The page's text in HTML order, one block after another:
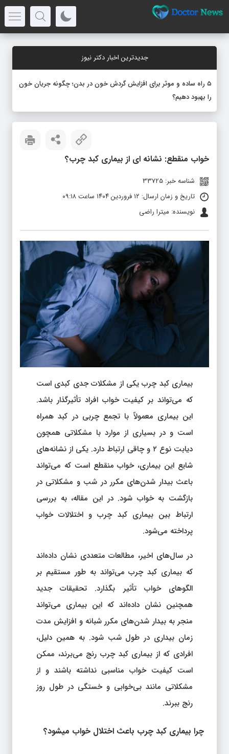
جدیدترین اخبار دکتر نیوز
۵ راه ساده و موثر برای افزایش گردش خون در بدن؛ چگونه جریان خون
را بهبود دهیم؟
خواب منقطع: نشانه‌ ای از بیماری کبد چرب؟
شناسه خبر: 33725
تاریخ و زمان ارسال: ۱۲ فروردین ۱۴۰۴ ساعت ۰۹:۱۸
نویسنده: میترا راضی
بیماری کبد چرب یکی از مشکلات جدی کبدی است
که می‌تواند بر کیفیت خواب افراد تأثیرگذار باشد.
این بیماری معمولاً با تجمع چربی در کبد همراه
است و در بسیاری از موارد با مشکلاتی همچون
دیابت نوع ۲ و چاقی ارتباط دارد. یکی از نشانه‌های
شایع این بیماری، خواب منقطع است که می‌تواند
باعث بیدار شدن‌های مکرر در شب و مشکلاتی در
بازگشت به خواب شود. در این مقاله، به بررسی
ارتباط بین بیماری کبد چرب و اختلالات خواب
پرداخته می‌شود.
در سال‌های اخیر، مطالعات متعددی نشان داده‌اند
که بیماری کبد چرب می‌تواند به طور مستقیم بر
الگوهای خواب تأثیر بگذارد. تحقیقات جدید
همچنین نشان داده‌اند که این بیماری می‌تواند
منجر به بیدار شدن‌های مکرر شبانه و افزایش مدت
زمان بیداری در طول شب شود. به همین دلیل،
افرادی که از بیماری کبد چرب رنج می‌برند، ممکن
است کیفیت خواب مناسبی نداشته باشند و از
مشکلاتی مانند بی‌خوابی و خستگی در طول روز
رنج ببرند.
چرا بیماری کبد چرب باعث اختلال خواب میشود؟